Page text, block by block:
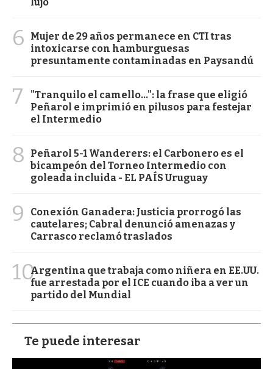
lujo
6
Mujer de 29 años permanece en CTI tras
intoxicarse con hamburguesas
presuntamente contaminadas en Paysandú
7
"Tranquilo el camello...": la frase que eligió
Peñarol e imprimió en pilusos para festejar
el Intermedio
8
Peñarol 5-1 Wanderers: el Carbonero es el
bicampeón del Torneo Intermedio con
goleada incluida - EL PAÍS Uruguay
9
Conexión Ganadera: Justicia prorrogó las
cautelares; Cabral denunció amenazas y
Carrasco reclamó traslados
10Argentina que trabaja como niñera en EE.UU.
fue arrestada por el ICE cuando iba a ver un
partido del Mundial
Te puede interesar